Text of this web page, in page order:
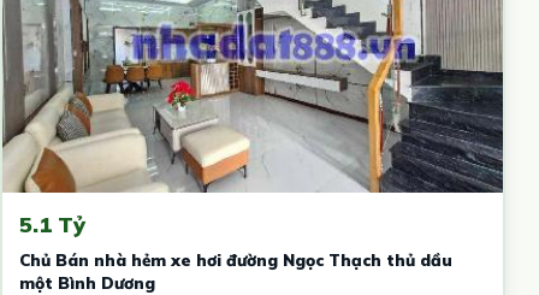
5.1 Tỷ
Chủ Bán nhà hẻm xe hơi đường Ngọc Thạch thủ dầu
một Bình Dương